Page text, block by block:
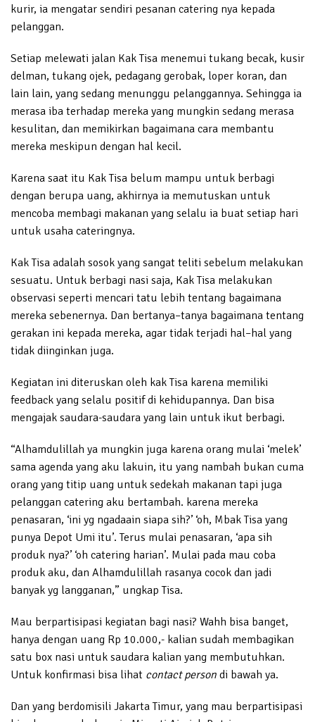
kurir, ia mengatar sendiri pesanan catering nya kepada
pelanggan.
Setiap melewati jalan Kak Tisa menemui tukang becak, kusir
delman, tukang ojek, pedagang gerobak, loper koran, dan
lain lain, yang sedang menunggu pelanggannya. Sehingga ia
merasa iba terhadap mereka yang mungkin sedang merasa
kesulitan, dan memikirkan bagaimana cara membantu
mereka meskipun dengan hal kecil.
Karena saat itu Kak Tisa belum mampu untuk berbagi
dengan berupa uang, akhirnya ia memutuskan untuk
mencoba membagi makanan yang selalu ia buat setiap hari
untuk usaha cateringnya.
Kak Tisa adalah sosok yang sangat teliti sebelum melakukan
sesuatu. Untuk berbagi nasi saja, Kak Tisa melakukan
observasi seperti mencari tatu lebih tentang bagaimana
mereka sebenernya. Dan bertanya–tanya bagaimana tentang
gerakan ini kepada mereka, agar tidak terjadi hal–hal yang
tidak diinginkan juga.
Kegiatan ini diteruskan oleh kak Tisa karena memiliki
feedback yang selalu positif di kehidupannya. Dan bisa
mengajak saudara-saudara yang lain untuk ikut berbagi.
“Alhamdulillah ya mungkin juga karena orang mulai ‘melek’
sama agenda yang aku lakuin, itu yang nambah bukan cuma
orang yang titip uang untuk sedekah makanan tapi juga
pelanggan catering aku bertambah. karena mereka
penasaran, ‘ini yg ngadaain siapa sih?’ ‘oh, Mbak Tisa yang
punya Depot Umi itu’. Terus mulai penasaran, ‘apa sih
produk nya?’ ‘oh catering harian’. Mulai pada mau coba
produk aku, dan Alhamdulillah rasanya cocok dan jadi
banyak yg langganan,” ungkap Tisa.
Mau berpartisipasi kegiatan bagi nasi? Wahh bisa banget,
hanya dengan uang Rp 10.000,- kalian sudah membagikan
satu box nasi untuk saudara kalian yang membutuhkan.
Untuk konfirmasi bisa lihat contact person di bawah ya.
Dan yang berdomisili Jakarta Timur, yang mau berpartisipasi